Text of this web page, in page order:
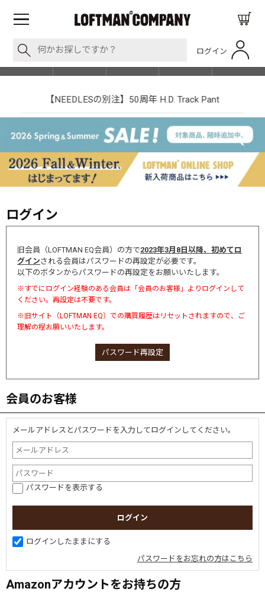
ログイン
SHOP LIST
【NEEDLESの別注】50周年 H.D. Track Pant
ログイン
旧会員（LOFTMAN EQ会員）の方で2023年3月8日以降、初めてロ
グインされる会員はパスワードの再設定が必要です。
以下のボタンからパスワードの再設定をお願いいたします。
※すでにログイン経験のある会員は「会員のお客様」よりログインして
ください。再設定は不要です。
※旧サイト（LOFTMAN EQ）での購買履歴はリセットされますので、ご
理解の程お願いいたします。
パスワード再設定
会員のお客様
メールアドレスとパスワードを入力してログインしてください。
パスワードを表示する
ログインしたままにする
パスワードをお忘れの方はこちら
Amazonアカウントをお持ちの方